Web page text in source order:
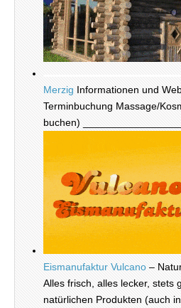
Merzig Informationen und
Terminbuchung Massage/
buchen)
Eismanufaktur Vulcano –
Alles frisch, alles lecker, stets
natürlichen Produkten (auch